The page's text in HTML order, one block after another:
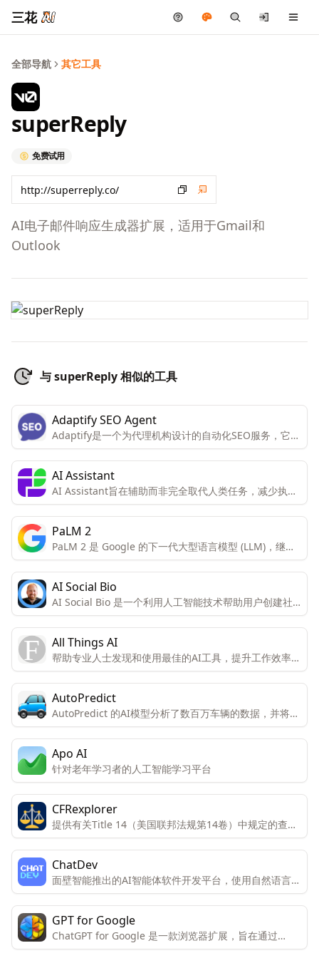
三花
全部导航 其它工具
superReply
免费试用
AI电子邮件响应生成器扩展，适用于Gmail和
Outlook
与 superReply 相似的工具
Adaptify SEO Agent
Adaptify是一个为代理机构设计的自动化SEO服务，它提
供策略、内容和链接建设的全面解决方案，旨在帮助用户
节省时间，提高SEO效率，并支持多种CMS平台。通过
自动化工具，Adaptify旨在减少手动工作量，同时提供高
质量的内容和链接建设服务。
AI Assistant
AI Assistant旨在辅助而非完全取代人类任务，减少执行
某些任务所需的时间。当前AI能够分析多个文本并生成模
型表格、SQL脚本和UML图，产品仍在开发中以理解和分
析更多文本。
PaLM 2
PaLM 2 是 Google 的下一代大型语言模型 (LLM)，继承
了 Google 在机器学习和负责任的 AI 研究方面的传统。
AI Social Bio
AI Social Bio 是一个利用人工智能技术帮助用户创建社
交媒体简介（bio）的平台。用户可以通过添加关键词和
选择一个影响者来启发AI生成个性化的简介。
All Things AI
帮助专业人士发现和使用最佳的AI工具，提升工作效率和
职业发展。
AutoPredict
AutoPredict 的AI模型分析了数百万车辆的数据，并将其
与用户车辆的数据进行比较，以生成关于汽车寿命的准确
预测。
Apo AI
针对老年学习者的人工智能学习平台
CFRexplorer
提供有关Title 14（美国联邦法规第14卷）中规定的查询
服务。 通过人工智能（AI）回答关于法规的问题。
ChatDev
面壁智能推出的AI智能体软件开发平台，使用自然语言即
可创建软件
GPT for Google
ChatGPT for Google 是一款浏览器扩展，旨在通过
ChatGPT 的能力增强搜索引擎的功能。